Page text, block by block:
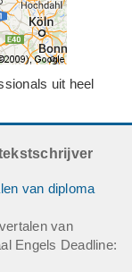
uit heel
van diploma
van
Engels Deadline: